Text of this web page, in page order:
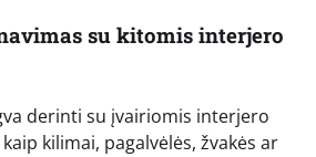
su kitomis interjero
derinti su įvairiomis interjero
kilimai, pagalvėlės, žvakės ar